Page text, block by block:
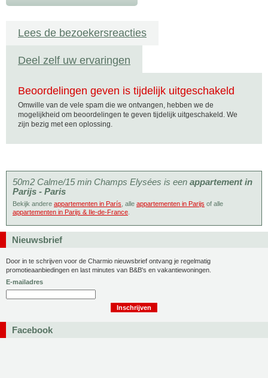
Lees de bezoekersreacties
Deel zelf uw ervaringen
Beoordelingen geven is tijdelijk uitgeschakeld
Omwille van de vele spam die we ontvangen, hebben we de
mogelijkheid om beoordelingen te geven tijdelijk uitgeschakeld. We
zijn bezig met een oplossing.
50m2 Calme/15 min Champs Elysées is een appartement in
Parijs - Paris
Bekijk andere appartementen in París , alle appartementen in Parijs of alle
appartementen in Parijs & Ile-de-France
Nieuwsbrief
Door in te schrijven voor de Charmio nieuwsbrief ontvang je regelmatig
promotieaanbiedingen en last minutes van B&B's en vakantiewoningen.
E-mailadres
Facebook